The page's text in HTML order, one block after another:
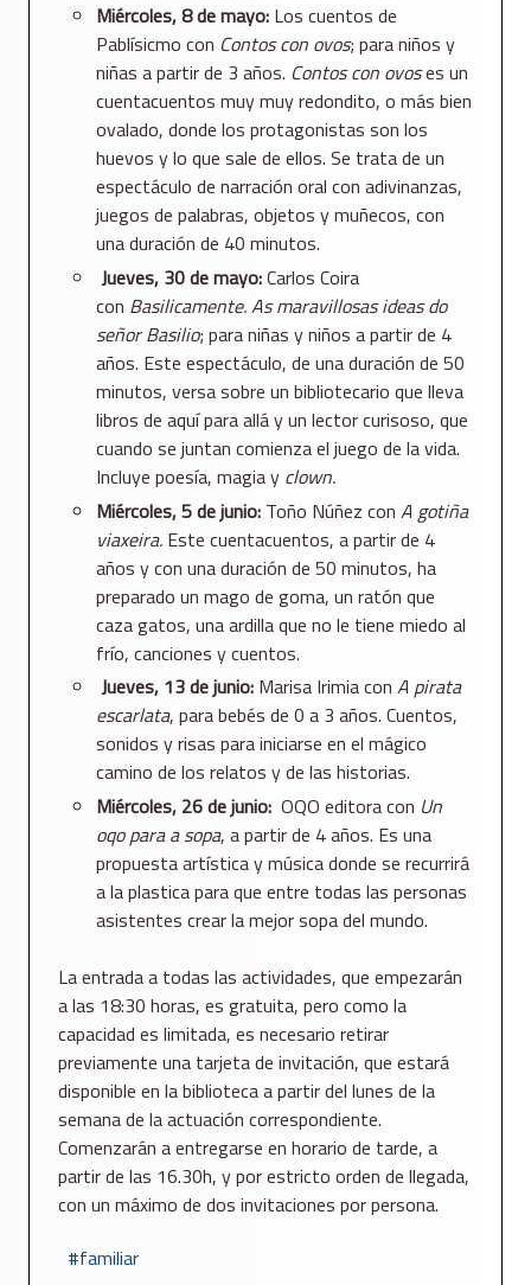
Miércoles, 8 de mayo: Los cuentos de
Pablísicmo con Contos con ovos; para niños y
niñas a partir de 3 años. Contos con ovoses un
cuentacuentos muy muy redondito, o más bien
ovalado, donde los protagonistas son los
huevos y lo que sale de ellos. Se trata de un
espectáculo de narración oral con adivinanzas,
juegos de palabras, objetos y muñecos, con
una duración de 40 minutos.
Jueves, 30 de mayo:Carlos Coira
con Basilicamente. As maravillosas ideas do
señor Basilio; para niñas y niños a partir de 4
años. Este espectáculo, de una duración de 50
minutos, versa sobre un bibliotecario que lleva
libros de aquí para allá y un lector curisoso, que
cuando se juntan comienza el juego de la vida.
Incluye poesía, magia y clown.
Miércoles, 5 de junio: Toño Núñez con A gotiña
viaxeira. Este cuentacuentos, a partir de 4
años y con una duración de 50 minutos, ha
preparado un mago de goma, un ratón que
caza gatos, una ardilla que no le tiene miedo al
frío, canciones y cuentos.
Jueves, 13 de junio: Marisa Irimia con A pirata
escarlata, para bebés de 0 a 3 años. Cuentos,
sonidos y risas para iniciarse en el mágico
camino de los relatos y de las historias.
Miércoles, 26 de junio: OQO editora con Un
oqo para a sopa, a partir de 4 años. Es una
propuesta artística y música donde se recurrirá
a la plastica para que entre todas las personas
asistentes crear la mejor sopa del mundo.
La entrada a todas las actividades, que empezarán
a las 18:30 horas, es gratuita, pero como la
capacidad es limitada, es necesario retirar
previamente una tarjeta de invitación, que estará
disponible en la biblioteca a partir del lunes de la
semana de la actuación correspondiente.
Comenzarán a entregarse en horario de tarde, a
partir de las 16.30h, y por estricto orden de llegada,
con un máximo de dos invitaciones por persona.
familiar